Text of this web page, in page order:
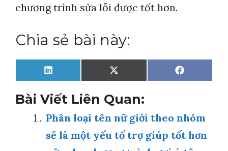
chương trình sửa lỗi được tốt hơn.
Chia sẻ bài này:
Share
on
L
i
n
k
e
d
I
n
Share
on
X
(
T
w
i
t
t
Share
on
F
a
b
o
o
Bài Viết Liên Quan:
Phân loại tên nữ giới theo nhóm
sẽ là một yếu tố trợ giúp tốt hơn